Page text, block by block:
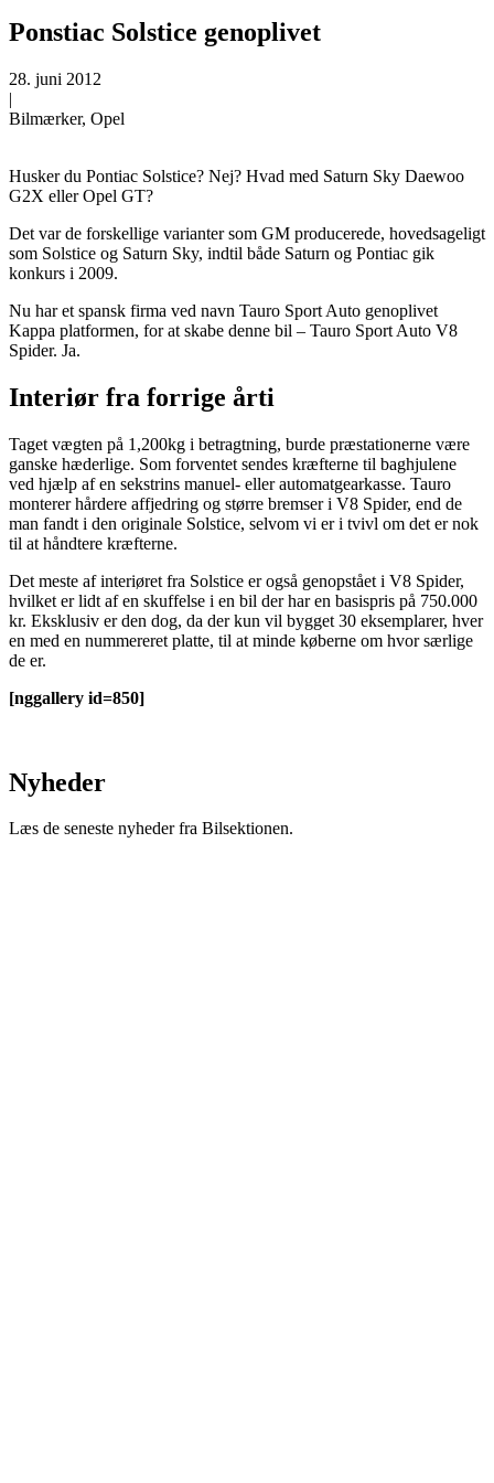
Ponstiac Solstice genoplivet
28. juni 2012
|
Bilmærker, Opel
Husker du Pontiac Solstice? Nej? Hvad med Saturn Sky Daewoo
G2X eller Opel GT?
Det var de forskellige varianter som GM producerede, hovedsageligt
som Solstice og Saturn Sky, indtil både Saturn og Pontiac gik
konkurs i 2009.
Nu har et spansk firma ved navn Tauro Sport Auto genoplivet
Kappa platformen, for at skabe denne bil – Tauro Sport Auto V8
Spider. Ja.
Interiør fra forrige årti
Taget vægten på 1,200kg i betragtning, burde præstationerne være
ganske hæderlige. Som forventet sendes kræfterne til baghjulene
ved hjælp af en sekstrins manuel- eller automatgearkasse. Tauro
monterer hårdere affjedring og større bremser i V8 Spider, end de
man fandt i den originale Solstice, selvom vi er i tvivl om det er nok
til at håndtere kræfterne.
Det meste af interiøret fra Solstice er også genopstået i V8 Spider,
hvilket er lidt af en skuffelse i en bil der har en basispris på 750.000
kr. Eksklusiv er den dog, da der kun vil bygget 30 eksemplarer, hver
en med en nummereret platte, til at minde køberne om hvor særlige
de er.
[nggallery id=850]
Nyheder
Læs de seneste nyheder fra Bilsektionen.